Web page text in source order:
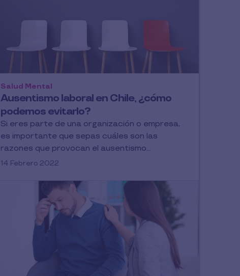
Ausentismo laboral en Chile, ¿cómo
podemos evitarlo?
Salud Mental
Si eres parte de una organización o empresa,
es importante que sepas cuáles son las
razones que provocan el ausentismo...
14 Febrero 2022